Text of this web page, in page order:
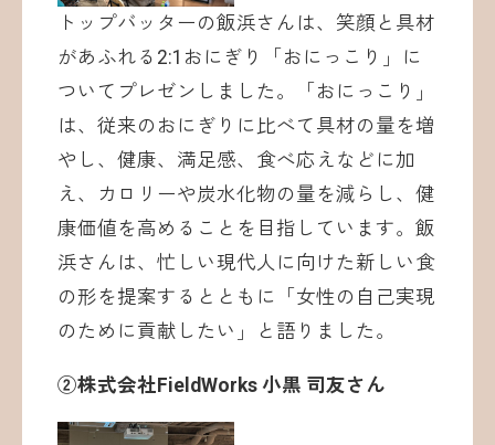
トップバッターの飯浜さんは、笑顔と具材
があふれる2:1おにぎり「おにっこり」に
ついてプレゼンしました。「おにっこり」
は、従来のおにぎりに比べて具材の量を増
やし、健康、満足感、食べ応えなどに加
え、カロリーや炭水化物の量を減らし、健
康価値を高めることを目指しています。飯
浜さんは、忙しい現代人に向けた新しい食
の形を提案するとともに「女性の自己実現
のために貢献したい」と語りました。
②株式会社FieldWorks 小黒 司友さん